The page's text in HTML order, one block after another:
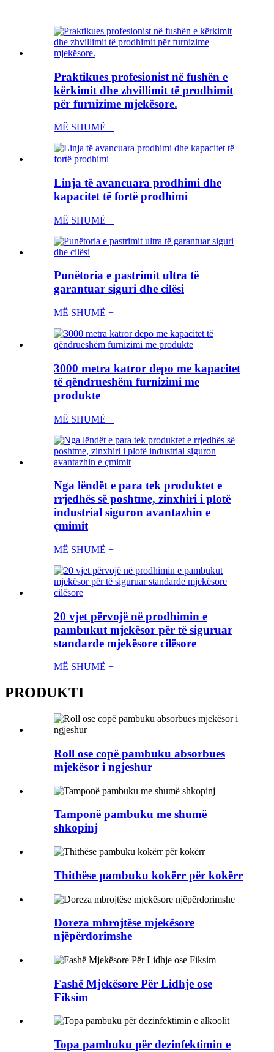
Praktikues profesionist në fushën e
kërkimit dhe zhvillimit të prodhimit
për furnizime mjekësore.
MË SHUMË +
Linja të avancuara prodhimi dhe
kapacitet të fortë prodhimi
MË SHUMË +
Punëtoria e pastrimit ultra të
garantuar siguri dhe cilësi
MË SHUMË +
3000 metra katror depo me kapacitet
të qëndrueshëm furnizimi me
produkte
MË SHUMË +
Nga lëndët e para tek produktet e
rrjedhës së poshtme, zinxhiri i plotë
industrial siguron avantazhin e
çmimit
MË SHUMË +
20 vjet përvojë në prodhimin e
pambukut mjekësor për të siguruar
standarde mjekësore cilësore
MË SHUMË +
PRODUKTI
Roll ose copë pambuku absorbues
mjekësor i ngjeshur
Tamponë pambuku me shumë
shkopinj
Thithëse pambuku kokërr për kokërr
Doreza mbrojtëse mjekësore
njëpërdorimshe
Fashë Mjekësore Për Lidhje ose
Fiksim
Topa pambuku për dezinfektimin e